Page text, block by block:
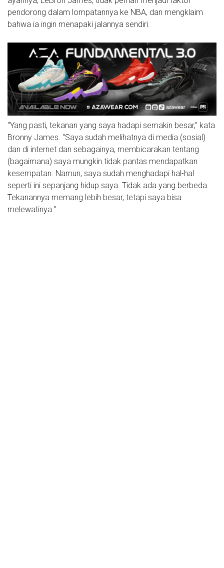
pendorong dalam lompatannya ke NBA, dan mengklaim
bahwa ia ingin menapaki jalannya sendiri.
"Yang pasti, tekanan yang saya hadapi semakin besar," kata
Bronny James. "Saya sudah melihatnya di media (sosial)
dan di internet dan sebagainya, membicarakan tentang
(bagaimana) saya mungkin tidak pantas mendapatkan
kesempatan. Namun, saya sudah menghadapi hal-hal
seperti ini sepanjang hidup saya. Tidak ada yang berbeda.
Tekanannya memang lebih besar, tetapi saya bisa
melewatinya."